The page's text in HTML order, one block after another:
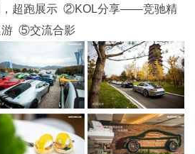
，超跑展示 ②KOL分享——竞驰精
⑤交流合影